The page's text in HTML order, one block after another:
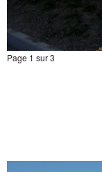
Page 1 sur 3